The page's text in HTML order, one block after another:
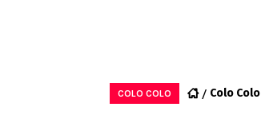
COLO COLO Colo Colo